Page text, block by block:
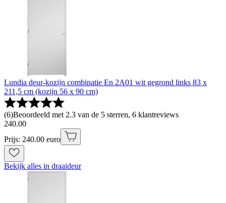
Lundia deur-kozijn combinatie En 2A01 wit gegrond links 83 x
211,5 cm (kozijn 56 x 90 cm)
(6)Beoordeeld met 2.3 van de 5 sterren, 6 klantreviews
240.00
Prijs: 240.00 euro
Bekijk alles in draaideur